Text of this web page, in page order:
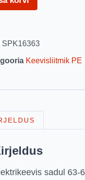
SPK16363
Keevisliitmik PE
sadul 63-